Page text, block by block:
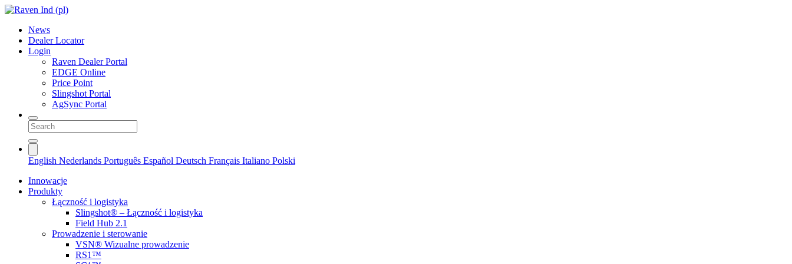
News
Dealer Locator
Login
Raven Dealer Portal
EDGE Online
Price Point
Slingshot Portal
AgSync Portal
English Nederlands Português Español Deutsch Français Italiano Polski
Innowacje
Produkty
Łączność i logistyka
Slingshot® – Łączność i logistyka
Field Hub 2.1
Prowadzenie i sterowanie
VSN® Wizualne prowadzenie
RS1™